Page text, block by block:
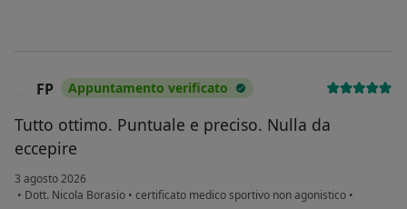
FP Appuntamento verificato
Tutto ottimo. Puntuale e preciso. Nulla da
eccepire
3 agosto 2026
• Dott. Nicola Borasio • certificato medico sportivo non agonistico •